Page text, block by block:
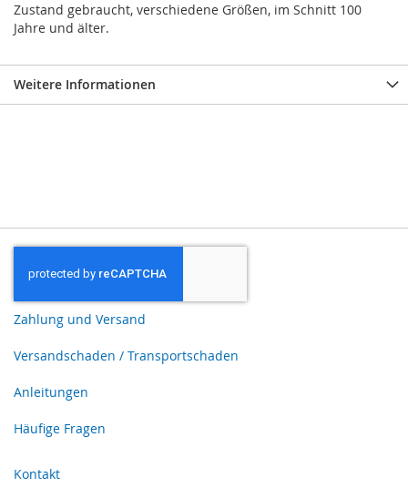
Zustand gebraucht, verschiedene Größen, im Schnitt 100
Jahre und älter.
Weitere Informationen
Zahlung und Versand
Versandschaden / Transportschaden
Anleitungen
Häufige Fragen
Kontakt